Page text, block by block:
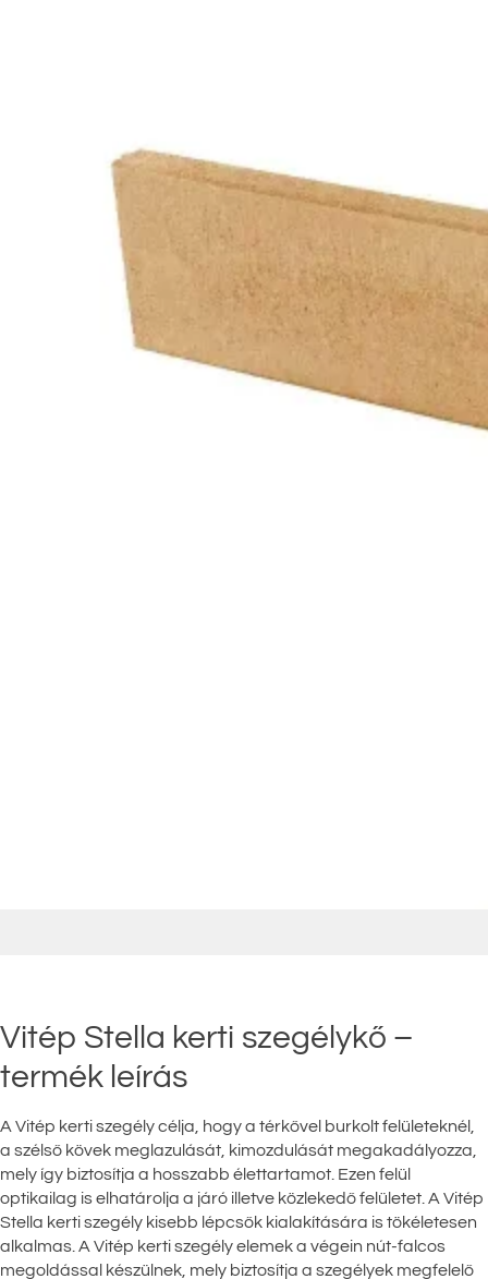
Vitép Stella kerti szegélykő –
termék leírás
A Vitép kerti szegély célja, hogy a térkővel burkolt felületeknél,
a szélső kövek meglazulását, kimozdulását megakadályozza,
mely így biztosítja a hosszabb élettartamot. Ezen felül
optikailag is elhatárolja a járó illetve közlekedő felületet. A Vitép
Stella kerti szegély kisebb lépcsők kialakítására is tökéletesen
alkalmas. A Vitép kerti szegély elemek a végein nút-falcos
megoldással készülnek, mely biztosítja a szegélyek megfelelő